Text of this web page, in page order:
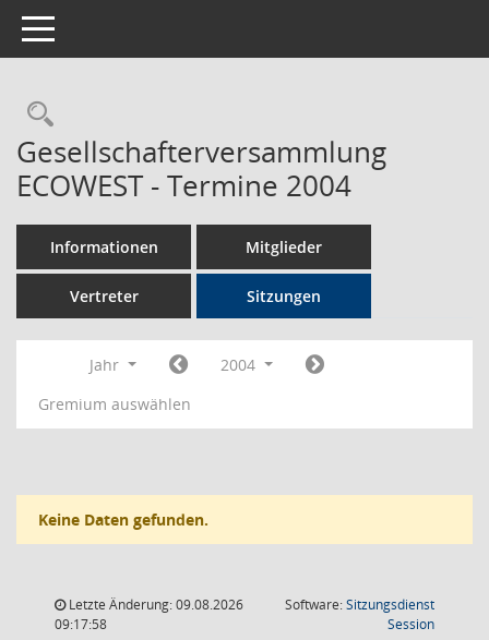
Toggle navigation
Rechercheauswahl
Gesellschafterversammlung
ECOWEST - Termine 2004
Informationen Mitglieder
Vertreter Sitzungen
Jahr
2004
Gremium auswählen
Keine Daten gefunden.
Letzte Änderung: 09.08.2026
09:17:58
Software:Sitzungsdienst
Session(Wird in